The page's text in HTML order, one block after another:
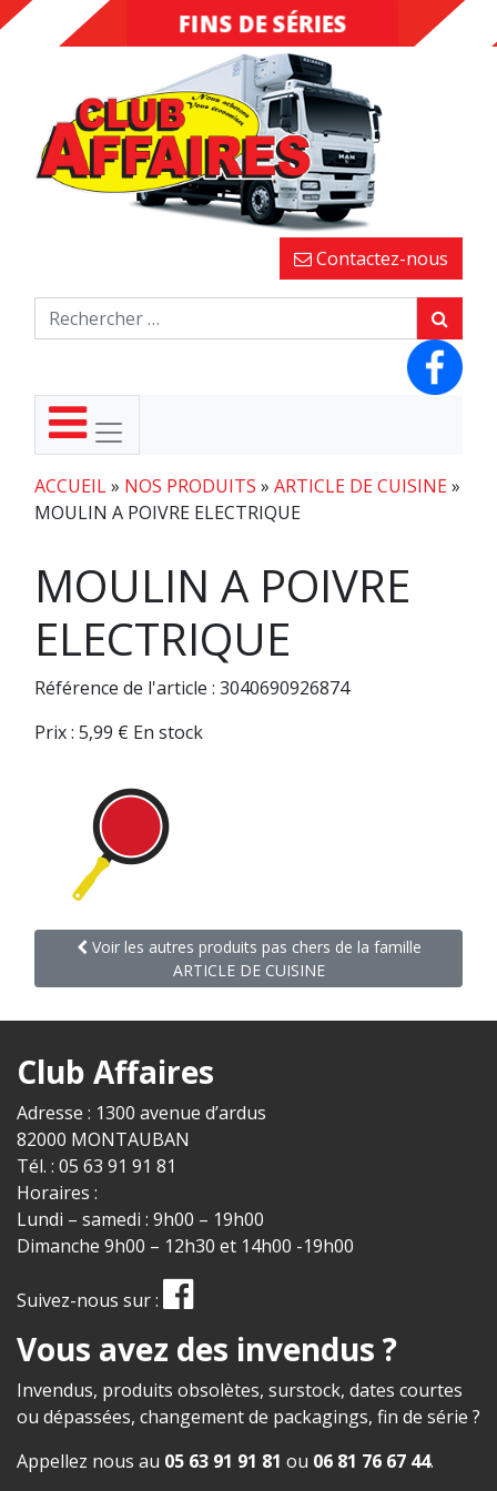
DESTOCKAGE
FINS DE SÉRIES
Contactez-nous
ACCUEIL» NOS PRODUITS » ARTICLE DE CUISINE»
MOULIN A POIVRE ELECTRIQUE
MOULIN A POIVRE
ELECTRIQUE
Référence de l'article : 3040690926874
Prix : 5,99 € En stock
Voir les autres produits pas chers de la famille
ARTICLE DE CUISINE
Club Affaires
Adresse : 1300 avenue d’ardus
82000 MONTAUBAN
Tél. : 05 63 91 91 81
Horaires :
Lundi – samedi : 9h00 – 19h00
Dimanche 9h00 – 12h30 et 14h00 -19h00
Suivez-nous sur :
Vous avez des invendus ?
Invendus, produits obsolètes, surstock, dates courtes
ou dépassées, changement de packagings, fin de série ?
Appellez nous au 05 63 91 91 81 ou 06 81 76 67 44.